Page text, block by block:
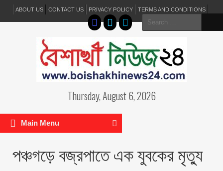
ABOUT US CONTACT US PRIVACY POLICY TERMS AND CONDITIONS
Search
for:
Thursday, August 6, 2026
Main Menu
পঞ্চগড়ে বজ্রপাতে এক যুবকের মৃত্যু